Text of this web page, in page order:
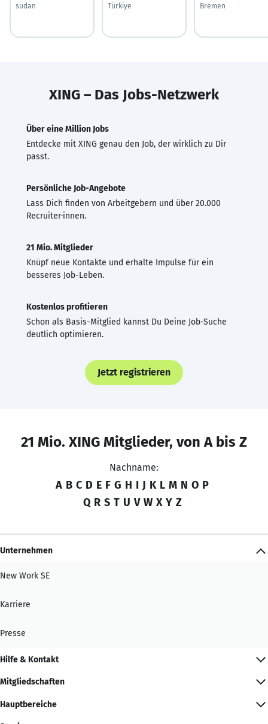
sudan
Türkiye
Bremen
XING – Das Jobs-Netzwerk
Über eine Million Jobs
Entdecke mit XING genau den Job, der wirklich zu Dir
passt.
Persönliche Job-Angebote
Lass Dich finden von Arbeitgebern und über 20.000
Recruiter·innen.
21 Mio. Mitglieder
Knüpf neue Kontakte und erhalte Impulse für ein
besseres Job-Leben.
Kostenlos profitieren
Schon als Basis-Mitglied kannst Du Deine Job-Suche
deutlich optimieren.
Jetzt registrieren
21 Mio. XING Mitglieder, von A bis Z
Nachname:
A B C D E F G H I J K L M N O P
Q R S T U V W X Y Z
Unternehmen
New Work SE
Karriere
Presse
Hilfe & Kontakt
Mitgliedschaften
Hauptbereiche